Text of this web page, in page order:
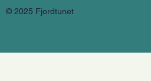
© 2025 Fjordtunet